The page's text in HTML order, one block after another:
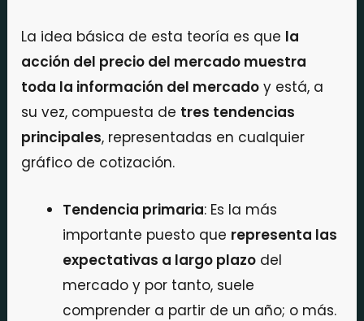
La idea básica de esta teoría es que la
acción del precio del mercado muestra
toda la información del mercado y está, a
su vez, compuesta de tres tendencias
principales, representadas en cualquier
gráfico de cotización.
Tendencia primaria: Es la más
importante puesto que representa las
expectativas a largo plazo del
mercado y por tanto, suele
comprender a partir de un año; o más.